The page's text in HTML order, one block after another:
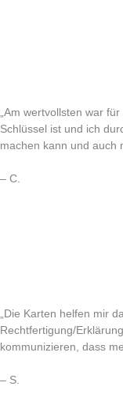
„Am wertvollsten war
Schlüssel ist und ich
machen kann und auch
– C.
„Die Karten helfen mir
Rechtfertigung/
kommunizieren, dass
– S.